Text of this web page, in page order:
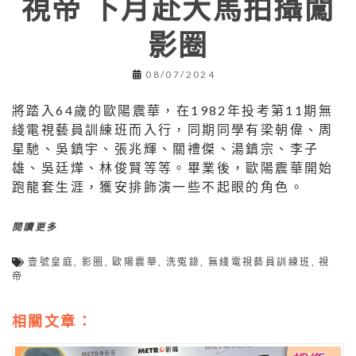
影圈
08/07/2024
將踏入64歲的歐陽震華，在1982年投考第11期無
綫電視藝員訓練班而入行，同期同學有梁朝偉、周
星馳、吳鎮宇、張兆輝、關禮傑、湯鎮宗、李子
雄、吳廷燁、林俊賢等等。畢業後，歐陽震華開始
跑龍套生涯，獲安排飾演一些不起眼的角色。
閱讀更多
壹號皇庭, 影圈 , 歐陽震華, 洗冤錄, 無綫電視藝員訓練班 ,視
帝
相關文章：